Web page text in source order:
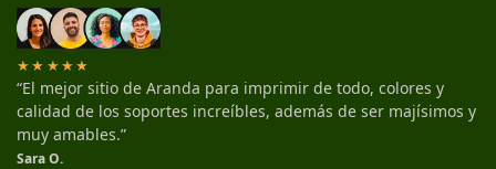
★★★★★
“El mejor sitio de Aranda para imprimir de todo, colores y
calidad de los soportes increíbles, además de ser majísimos y
muy amables.”
Sara O.